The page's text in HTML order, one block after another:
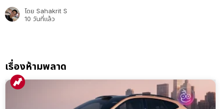
โดย Sahakrit S
10 วันที่แล้ว
เรื่องห้ามพลาด